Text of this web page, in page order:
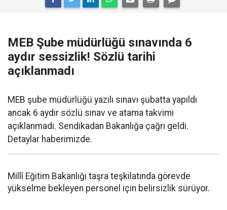
MEB Şube müdürlüğü sınavında 6
aydır sessizlik! Sözlü tarihi
açıklanmadı
MEB şube müdürlüğü yazılı sınavı şubatta yapıldı
ancak 6 aydır sözlü sınav ve atama takvimi
açıklanmadı. Sendikadan Bakanlığa çağrı geldi.
Detaylar haberimizde.
Millî Eğitim Bakanlığı taşra teşkilatında görevde
yükselme bekleyen personel için belirsizlik sürüyor.